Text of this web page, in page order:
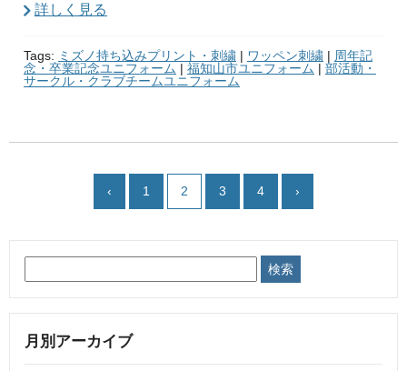
詳しく見る
Tags: ミズノ持ち込みプリント・刺繍 | ワッペン刺繍 | 周年記
念・卒業記念ユニフォーム | 福知山市ユニフォーム | 部活動・
サークル・クラブチームユニフォーム
‹ 1 2 3 4 ›
月別アーカイブ